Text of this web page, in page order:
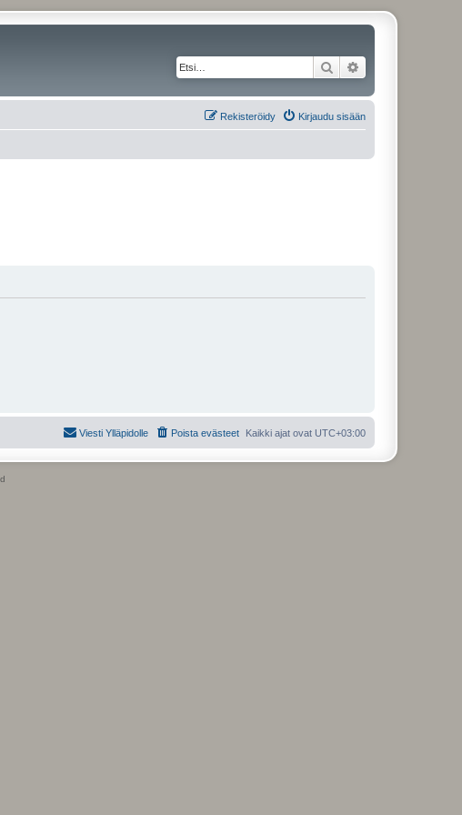
Etsi
Kirjaudu sisään
Rekisteröidy
Kaikki ajat ovat UTC+03:00
Poista evästeet
Viesti Ylläpidolle